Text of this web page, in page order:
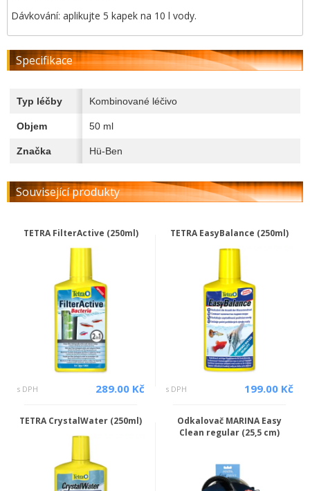
Dávkování: aplikujte 5 kapek na 10 l vody.
Specifikace
Typ léčby Kombinované léčivo
Objem 50 ml
Značka Hü-Ben
Související produkty
TETRA FilterActive (250ml)
s DPH 289.00 Kč
TETRA EasyBalance (250ml)
s DPH 199.00 Kč
TETRA CrystalWater (250ml)
Odkalovač MARINA Easy
Clean regular (25,5 cm)